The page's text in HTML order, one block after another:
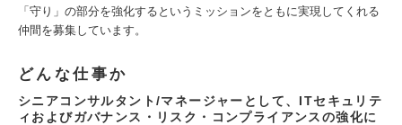
「守り」の部分を強化するというミッションをともに実現してくれる
仲間を募集しています。
どんな仕事か
シニアコンサルタント/マネージャーとして、ITセキュリテ
ィおよびガバナンス・リスク・コンプライアンスの強化に